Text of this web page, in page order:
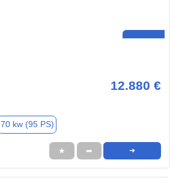
12.880 €
70 kw (95 PS)
★ ➦ ➜